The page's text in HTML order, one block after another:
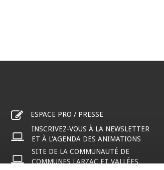
ESPACE PRO / PRESSE
INSCRIVEZ-VOUS À LA NEWSLETTER
ET À L'AGENDA DES ANIMATIONS
SITE DE LA COMMUNAUTÉ DE
COMMUNES LARZAC ET VALLÉES